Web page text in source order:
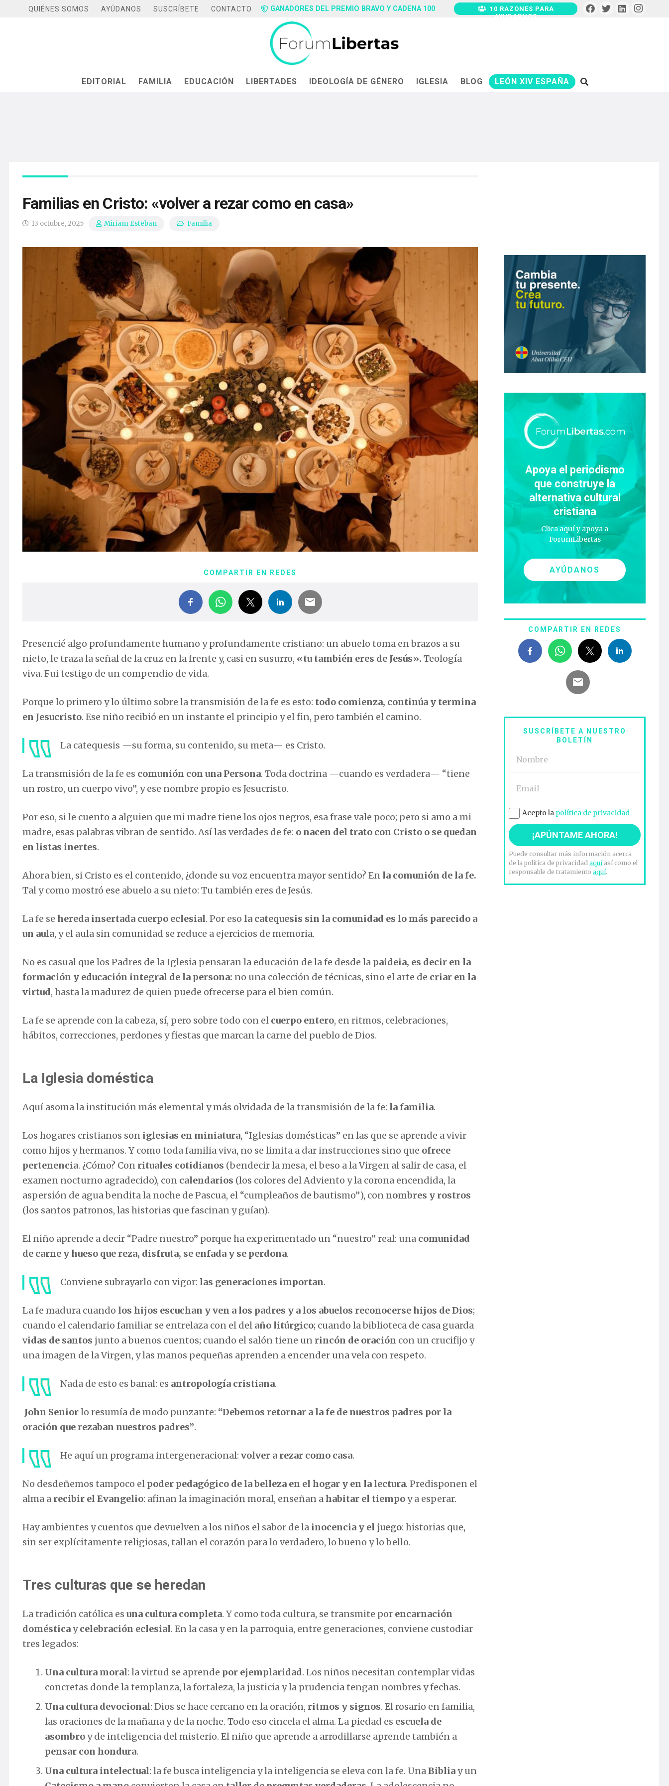
QUIÉNES SOMOS AYÚDANOS SUSCRÍBETE CONTACTO GANADORES DEL PREMIO BRAVO Y CADENA 100
10 RAZONES PARA
AYUDARNOS
EDITORIAL FAMILIA EDUCACIÓN LIBERTADES IDEOLOGÍA DE GÉNERO IGLESIA BLOG LEÓN XIV ESPAÑA
Familias en Cristo: «volver a rezar como en casa»
13 octubre, 2025 Miriam Esteban Familia
COMPARTIR EN REDES
Presencié algo profundamente humano y profundamente cristiano: un abuelo toma en brazos a su
nieto, le traza la señal de la cruz en la frente y, casi en susurro, «tu también eres de Jesús». Teología
viva. Fui testigo de un compendio de vida.
Porque lo primero y lo último sobre la transmisión de la fe es esto: todo comienza, continúa y termina
en Jesucristo. Ese niño recibió en un instante el principio y el fin, pero también el camino.
La catequesis —su forma, su contenido, su meta— es Cristo.
La transmisión de la fe es comunión con una Persona. Toda doctrina —cuando es verdadera— “tiene
un rostro, un cuerpo vivo”, y ese nombre propio es Jesucristo.
Por eso, si le cuento a alguien que mi madre tiene los ojos negros, esa frase vale poco; pero si amo a mi
madre, esas palabras vibran de sentido. Así las verdades de fe: o nacen del trato con Cristo o se quedan
en listas inertes.
Ahora bien, si Cristo es el contenido, ¿donde su voz encuentra mayor sentido? En la comunión de la fe.
Tal y como mostró ese abuelo a su nieto: Tu también eres de Jesús.
La fe se hereda insertada cuerpo eclesial. Por eso la catequesis sin la comunidad es lo más parecido a
un aula, y el aula sin comunidad se reduce a ejercicios de memoria.
No es casual que los Padres de la Iglesia pensaran la educación de la fe desde la paideia, es decir en la
formación y educación integral de la persona: no una colección de técnicas, sino el arte de criar en la
virtud, hasta la madurez de quien puede ofrecerse para el bien común.
La fe se aprende con la cabeza, sí, pero sobre todo con el cuerpo entero, en ritmos, celebraciones,
hábitos, correcciones, perdones y fiestas que marcan la carne del pueblo de Dios.
La Iglesia doméstica
Aquí asoma la institución más elemental y más olvidada de la transmisión de la fe: la familia.
Los hogares cristianos son iglesias en miniatura, “Iglesias domésticas” en las que se aprende a vivir
como hijos y hermanos. Y como toda familia viva, no se limita a dar instrucciones sino que ofrece
pertenencia. ¿Cómo? Con rituales cotidianos (bendecir la mesa, el beso a la Virgen al salir de casa, el
examen nocturno agradecido), con calendarios (los colores del Adviento y la corona encendida, la
aspersión de agua bendita la noche de Pascua, el “cumpleaños de bautismo”), con nombres y rostros
(los santos patronos, las historias que fascinan y guían).
El niño aprende a decir “Padre nuestro” porque ha experimentado un “nuestro” real: una comunidad
de carne y hueso que reza, disfruta, se enfada y se perdona.
Conviene subrayarlo con vigor: las generaciones importan.
La fe madura cuando los hijos escuchan y ven a los padres y a los abuelos reconocerse hijos de Dios;
cuando el calendario familiar se entrelaza con el del año litúrgico; cuando la biblioteca de casa guarda
vidas de santos junto a buenos cuentos; cuando el salón tiene un rincón de oración con un crucifijo y
una imagen de la Virgen, y las manos pequeñas aprenden a encender una vela con respeto.
Nada de esto es banal: es antropología cristiana.
John Seniorlo resumía de modo punzante: “Debemos retornar a la fe de nuestros padres por la
oración que rezaban nuestros padres”.
He aquí un programa intergeneracional: volver a rezar como casa.
No desdeñemos tampoco el poder pedagógico de la belleza en el hogar y en la lectura. Predisponen el
alma a recibir el Evangelio: afinan la imaginación moral, enseñan ahabitar el tiempoy a esperar.
Hay ambientes y cuentos que devuelven a los niños el sabor de la inocencia y el juego: historias que,
sin ser explícitamente religiosas, tallan el corazón para lo verdadero, lo bueno y lo bello.
Tres culturas que se heredan
La tradición católica es una cultura completa. Y como toda cultura, se transmite por encarnación
domésticaycelebración eclesial. En la casa y en la parroquia, entre generaciones, conviene custodiar
tres legados:
Una cultura moral: la virtud se aprende por ejemplaridad. Los niños necesitan contemplar vidas
concretas donde la templanza, la fortaleza, la justicia y la prudencia tengan nombres y fechas.
Una cultura devocional: Dios se hace cercano en la oración, ritmos y signos. El rosario en familia,
las oraciones de la mañana y de la noche. Todo eso cincela el alma. La piedad es escuela de
asombroy de inteligencia del misterio. El niño que aprende a arrodillarse aprende también a
pensar con hondura.
Una cultura intelectual: la fe busca inteligencia y la inteligencia se eleva con la fe. UnaBibliay un
Apoya el periodismo
que construye la
alternativa cultural
cristiana
Clica aquí y apoya a
ForumLibertas
AYÚDANOS
COMPARTIR EN REDES
SUSCRÍBETE A NUESTRO
BOLETÍN
Acepto la política de privacidad
Puede consultar más información acerca
de la política de privacidadaquíasí como el
responsable de tratamientoaquí.